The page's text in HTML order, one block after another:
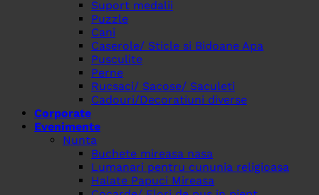
Suport medalii
Puzzle
Cani
Caserole/ Sticle si Bidoane Apa
Pusculite
Perne
Rucsaci/ Sacose/ Saculeti
Cadouri/Decoratiuni diverse
Corporate
Evenimente
Nunta
Buchete mireasa nasa
Lumanari pentru cununia religioasa
Halate Papuci Mireasa